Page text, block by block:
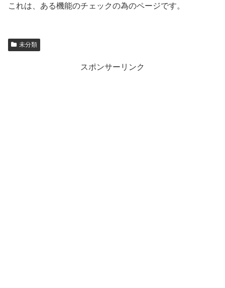
これは、ある機能のチェックの為のページです。
未分類
スポンサーリンク